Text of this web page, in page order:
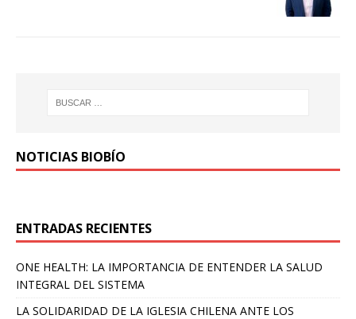
NOTICIAS BIOBÍO
ENTRADAS RECIENTES
ONE HEALTH: LA IMPORTANCIA DE ENTENDER LA SALUD
INTEGRAL DEL SISTEMA
LA SOLIDARIDAD DE LA IGLESIA CHILENA ANTE LOS